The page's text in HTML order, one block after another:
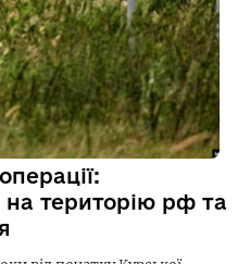
на територію рф та